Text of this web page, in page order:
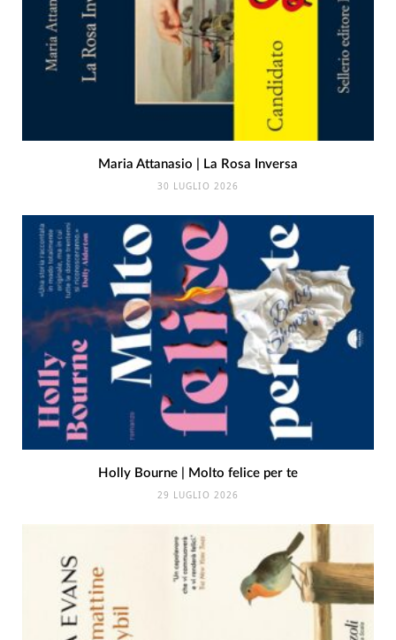
Maria Attanasio | La Rosa Inversa
30 LUGLIO 2026
Holly Bourne | Molto felice per te
29 LUGLIO 2026